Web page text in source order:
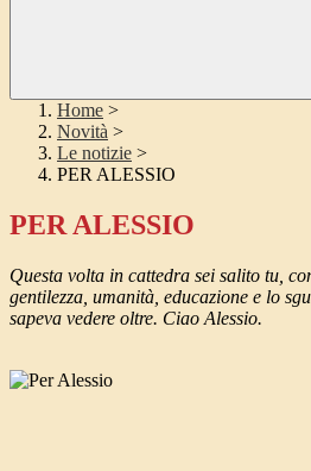
Home >
Novità >
Le notizie >
PER ALESSIO
PER ALESSIO
Questa volta in cattedra sei salito tu,
gentilezza, umanità, educazione e lo
sapeva vedere oltre. Ciao Alessio.